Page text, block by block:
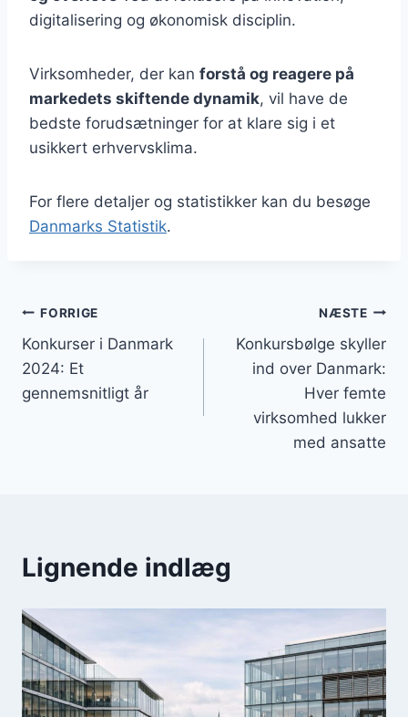
digitalisering og økonomisk disciplin.
Virksomheder, der kan forstå og reagere på
markedets skiftende dynamik, vil have de
bedste forudsætninger for at klare sig i et
usikkert erhvervsklima.
For flere detaljer og statistikker kan du besøge
Danmarks Statistik.
Indlægsnavigation
FORRIGE
Konkurser i Danmark
2024: Et
gennemsnitligt år
NÆSTE
Konkursbølge skyller
ind over Danmark:
Hver femte
virksomhed lukker
med ansatte
Lignende indlæg